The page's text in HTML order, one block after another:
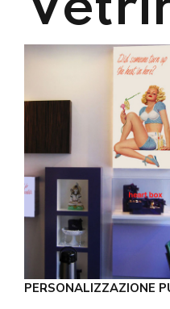
PERSONALIZZAZIONE